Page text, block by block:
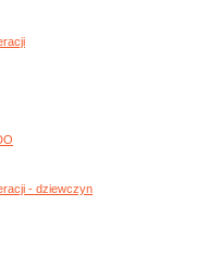
- dziewczyn